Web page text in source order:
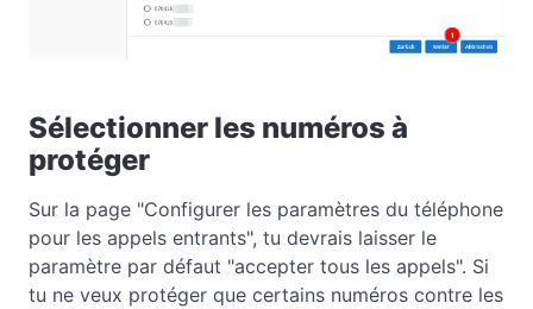
Sélectionner les numéros à
protéger
Sur la page "Configurer les paramètres du téléphone
pour les appels entrants", tu devrais laisser le
paramètre par défaut "accepter tous les appels". Si
tu ne veux protéger que certains numéros contre les